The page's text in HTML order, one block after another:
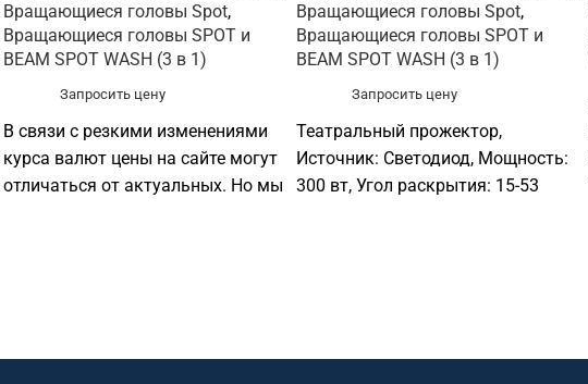
Вращающиеся головы Spot,
Вращающиеся головы SPOT и
BEAM SPOT WASH (3 в 1)
Запросить цену
В связи с резкими изменениями
курса валют цены на сайте могут
отличаться от актуальных. Но мы
Вращающиеся головы Spot,
Вращающиеся головы SPOT и
BEAM SPOT WASH (3 в 1)
Запросить цену
Театральный прожектор,
Источник: Светодиод, Мощность:
300 вт, Угол раскрытия: 15-53